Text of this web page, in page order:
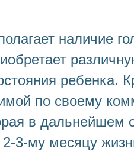
наличие
ребенка.
по своему
в дальнейшем
3-му месяцу